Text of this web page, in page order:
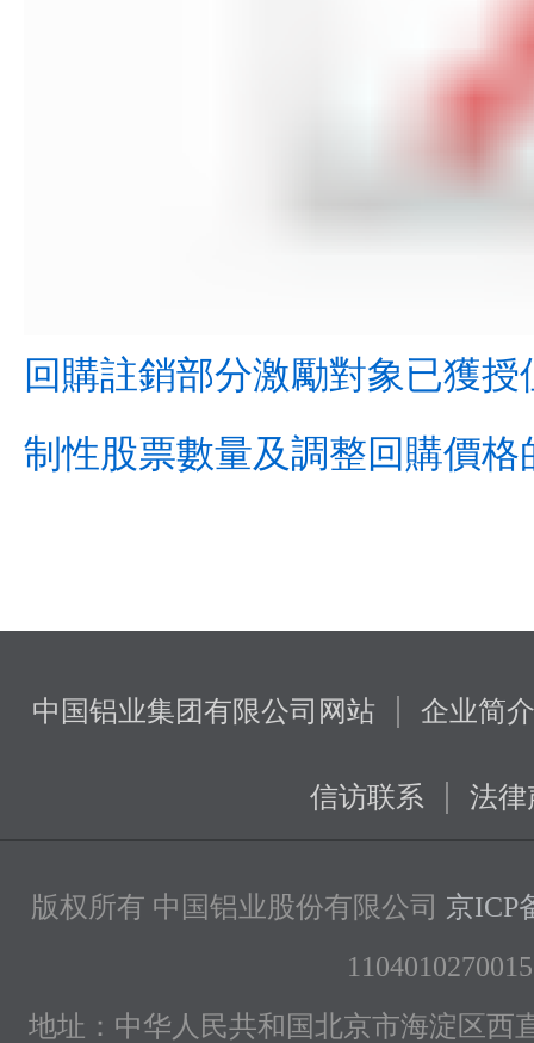
回購註銷部分激勵對象已獲
制性股票數量及調整回購價格
中国铝业集团有限公司网站 | 企业简介
信访联系 | 法律
版权所有 中国铝业股份有限公司 京ICP
地址：中华人民共和国北京市海淀区西